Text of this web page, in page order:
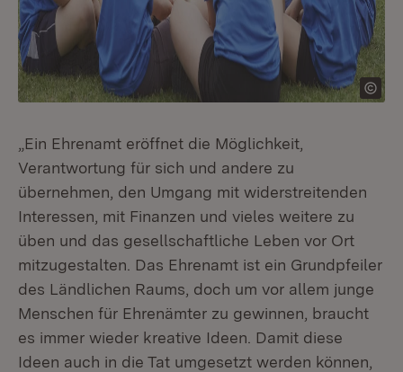
„Ein Ehrenamt eröffnet die Möglichkeit,
Verantwortung für sich und andere zu
übernehmen, den Umgang mit widerstreitenden
Interessen, mit Finanzen und vieles weitere zu
üben und das gesellschaftliche Leben vor Ort
mitzugestalten. Das Ehrenamt ist ein Grundpfeiler
des Ländlichen Raums, doch um vor allem junge
Menschen für Ehrenämter zu gewinnen, braucht
es immer wieder kreative Ideen. Damit diese
Ideen auch in die Tat umgesetzt werden können,